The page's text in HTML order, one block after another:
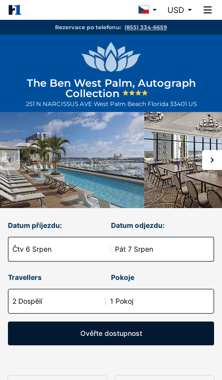
USD
Rezervace po telefonu: (855) 334-6659
The Ben West Palm, Autograph
Collection
251 N NARCISSUS AVE West Palm Beach Florida 33401 US
Datum příjezdu:
Čtv 6 Srpen
Datum odjezdu:
Pát 7 Srpen
Travellers Pokoje
2 Dospělí 1 Pokoj
Ověřte dostupnost